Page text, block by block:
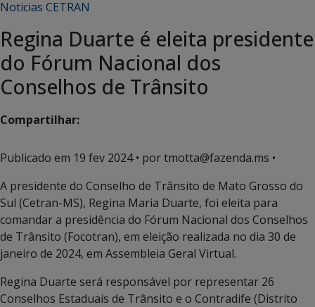
Noticias CETRAN
Regina Duarte é eleita presidente
do Fórum Nacional dos
Conselhos de Trânsito
Compartilhar:
Publicado em 19 fev 2024• por tmotta@fazenda.ms •
A presidente do Conselho de Trânsito de Mato Grosso do
Sul (Cetran-MS), Regina Maria Duarte, foi eleita para
comandar a presidência do Fórum Nacional dos Conselhos
de Trânsito (Focotran), em eleição realizada no dia 30 de
janeiro de 2024, em Assembleia Geral Virtual.
Regina Duarte será responsável por representar 26
Conselhos Estaduais de Trânsito e o Contradife (Distrito